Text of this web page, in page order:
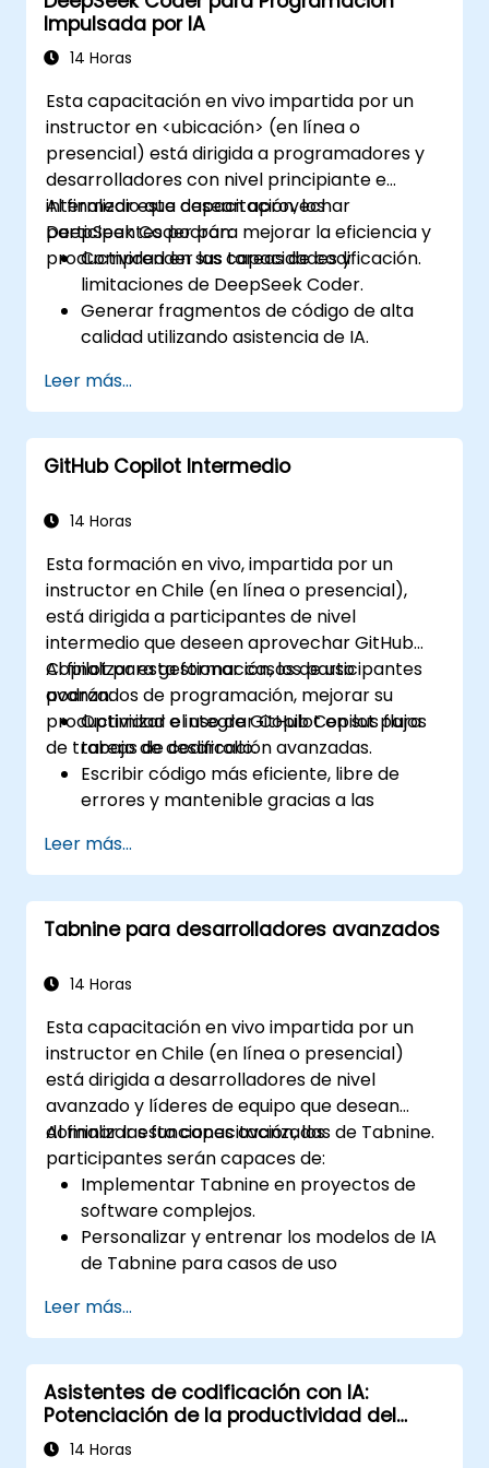
Impulsada por IA
14 Horas
Esta capacitación en vivo impartida por un
instructor en <ubicación> (en línea o
presencial) está dirigida a programadores y
desarrolladores con nivel principiante e
intermedio que desean aprovechar
DeepSeek Coder para mejorar la eficiencia y
productividad en sus tareas de codificación.
Al finalizar esta capacitación, los
participantes podrán:
Comprender las capacidades y
limitaciones de DeepSeek Coder.
Generar fragmentos de código de alta
calidad utilizando asistencia de IA.
optimizar el código.
Automatizar tareas de programación
repetitivas mediante herramientas de IA.
Leer más...
GitHub Copilot Intermedio
14 Horas
Esta formación en vivo, impartida por un
instructor en Chile (en línea o presencial),
está dirigida a participantes de nivel
intermedio que deseen aprovechar GitHub
Copilot para gestionar casos de uso
avanzados de programación, mejorar su
productividad e integrar Copilot en sus flujos
de trabajo de desarrollo.
Al finalizar esta formación, los participantes
podrán:
Optimizar el uso de GitHub Copilot para
tareas de codificación avanzadas.
Escribir código más eficiente, libre de
errores y mantenible gracias a las
Integrar GitHub Copilot en sus IDEs y flujos
de trabajo preferidos.
Utilizar Copilot para la depuración y
refactorización de código.
consideraciones éticas del uso de
impulsadas por IA.
Leer más...
Tabnine para desarrolladores avanzados
14 Horas
Esta capacitación en vivo impartida por un
instructor en Chile (en línea o presencial)
está dirigida a desarrolladores de nivel
avanzado y líderes de equipo que desean
dominar las funciones avanzadas de Tabnine.
Al finalizar esta capacitación, los
participantes serán capaces de:
Implementar Tabnine en proyectos de
software complejos.
Personalizar y entrenar los modelos de IA
de Tabnine para casos de uso
Integrar Tabnine en los flujos de trabajo
del equipo y las canalizaciones de
desarrollo.
Mejorar la calidad del código y acelerar
los ciclos de desarrollo mediante las
perspectivas proporcionadas por
Leer más...
Asistentes de codificación con IA:
Potenciación de la productividad del
desarrollador
14 Horas